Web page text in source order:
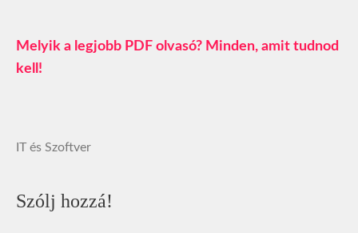
Melyik a legjobb PDF olvasó? Minden, amit tudnod
kell!
IT és Szoftver
Szólj hozzá!